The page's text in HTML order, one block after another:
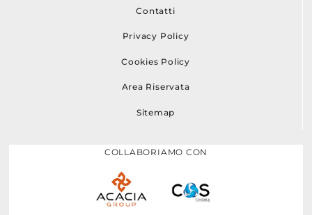
Contatti
Privacy Policy
Cookies Policy
Area Riservata
Sitemap
COLLABORIAMO CON